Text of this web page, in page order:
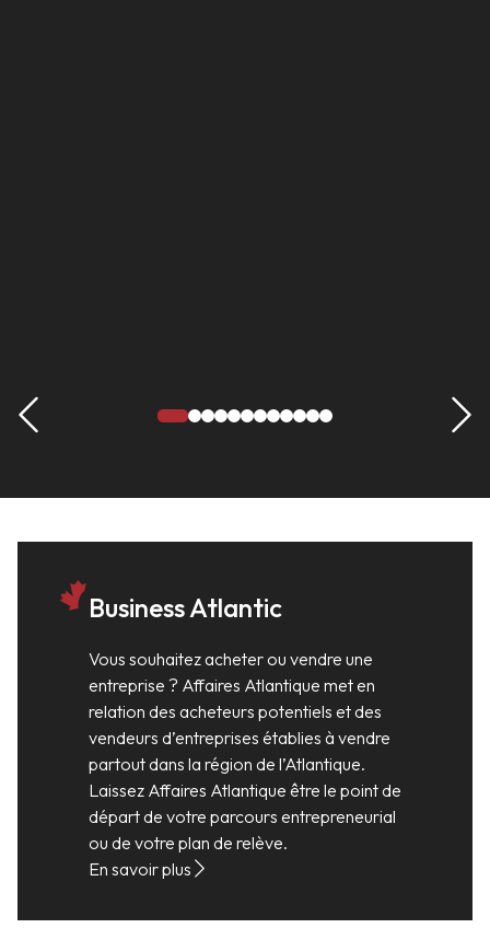
Business Atlantic
Vous souhaitez acheter ou vendre une
entreprise ? Affaires Atlantique met en
relation des acheteurs potentiels et des
vendeurs d’entreprises établies à vendre
partout dans la région de l’Atlantique.
Laissez Affaires Atlantique être le point de
départ de votre parcours entrepreneurial
ou de votre plan de relève.
En savoir plus